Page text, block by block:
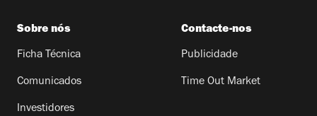
Sobre nós
Ficha Técnica
Comunicados
Investidores
Contacte-nos
Publicidade
Time Out Market